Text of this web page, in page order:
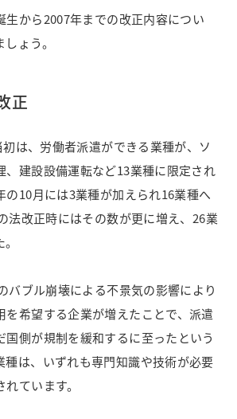
生から2007年までの改正内容につい
ょう。
正
は、労働者派遣ができる業種が、ソ
、建設設備運転など13業種に限定され
の10月には3業種が加えられ16業種へ
法改正時にはその数が更に増え、26業
バブル崩壊による不景気の影響により
を希望する企業が増えたことで、派遣
国側が規制を緩和するに至ったという
種は、いずれも専門知識や技術が必要
ています。